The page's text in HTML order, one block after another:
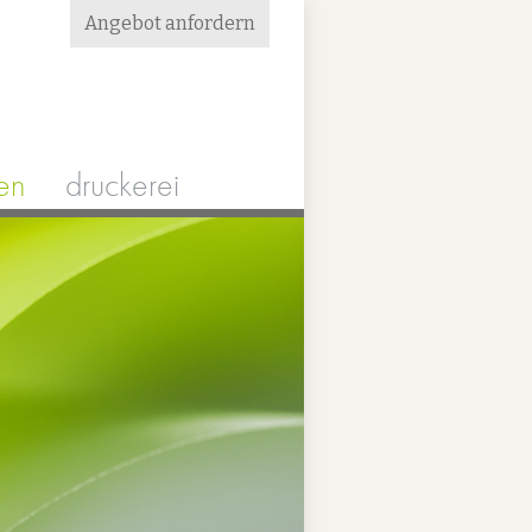
Angebot anfordern
druckerei